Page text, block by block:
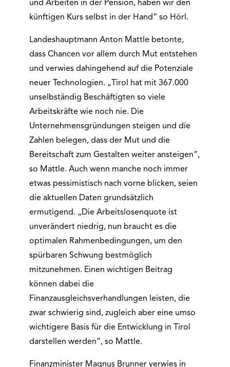
und Arbeiten in der Pension, haben wir den
künftigen Kurs selbst in der Hand“ so Hörl.
Landeshauptmann Anton Mattle betonte,
dass Chancen vor allem durch Mut entstehen
und verwies dahingehend auf die Potenziale
neuer Technologien. „Tirol hat mit 367.000
unselbständig Beschäftigten so viele
Arbeitskräfte wie noch nie. Die
Unternehmensgründungen steigen und die
Zahlen belegen, dass der Mut und die
Bereitschaft zum Gestalten weiter ansteigen“,
so Mattle. Auch wenn manche noch immer
etwas pessimistisch nach vorne blicken, seien
die aktuellen Daten grundsätzlich
ermutigend. „Die Arbeitslosenquote ist
unverändert niedrig, nun braucht es die
optimalen Rahmenbedingungen, um den
spürbaren Schwung bestmöglich
mitzunehmen. Einen wichtigen Beitrag
können dabei die
Finanzausgleichsverhandlungen leisten, die
zwar schwierig sind, zugleich aber eine umso
wichtigere Basis für die Entwicklung in Tirol
darstellen werden“, so Mattle.
Finanzminister Magnus Brunner verwies in